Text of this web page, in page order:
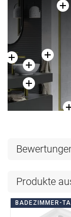
Produkte
BADEZIMMER-